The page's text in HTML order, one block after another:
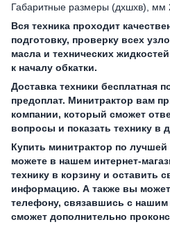
Габаритные размеры (дхшхв), мм
Вся техника проходит
подготовку, проверку всех
масла и технических
к началу обкатки.
Доставка техники бесплатная
предоплат. Минитрактор вам
компании, который сможет
вопросы и показать технику в
Купить минитрактор по
можете в нашем интернет-
технику в корзину и оставить
информацию. А также вы
телефону, связавшись с
сможет дополнительно